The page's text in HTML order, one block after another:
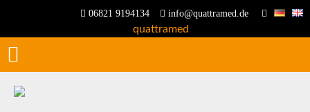
06821 9194134 info@quattramed.de